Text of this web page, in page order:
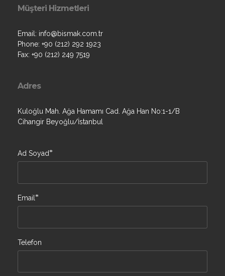
Müşteri Hizmetleri
Email: info@bismak.com.tr
Phone: +90 (212) 292 1923
Fax: +90 (212) 249 7519
Adres
Kuloğlu Mah. Ağa Hamamı Cad. Ağa Han No:1-1/B
Cihangir Beyoğlu/İstanbul
Ad Soyad*
Email *
Telefon